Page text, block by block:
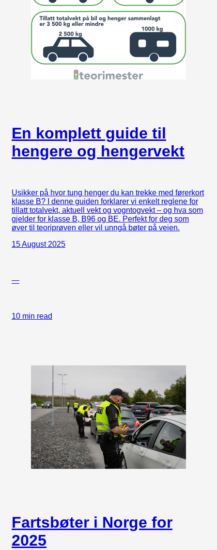
En komplett guide til
hengere og hengervekt
Usikker på hvor tung henger du kan trekke med førerkort
klasse B? I denne guiden forklarer vi enkelt reglene for
tillatt totalvekt, aktuell vekt og vogntogvekt – og hva som
gjelder for klasse B, B96 og BE. Perfekt for deg som
øver til teoriprøven eller vil unngå bøter på veien.
15 August 2025
—
10 min read
Fartsbøter i Norge for
2025